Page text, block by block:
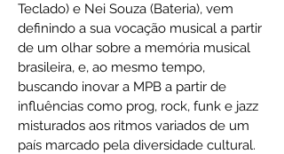
Teclado) e Nei Souza (Bateria), vem
definindo a sua vocação musical a partir
de um olhar sobre a memória musical
brasileira, e, ao mesmo tempo,
buscando inovar a MPB a partir de
influências como prog, rock, funk e jazz
misturados aos ritmos variados de um
país marcado pela diversidade cultural.